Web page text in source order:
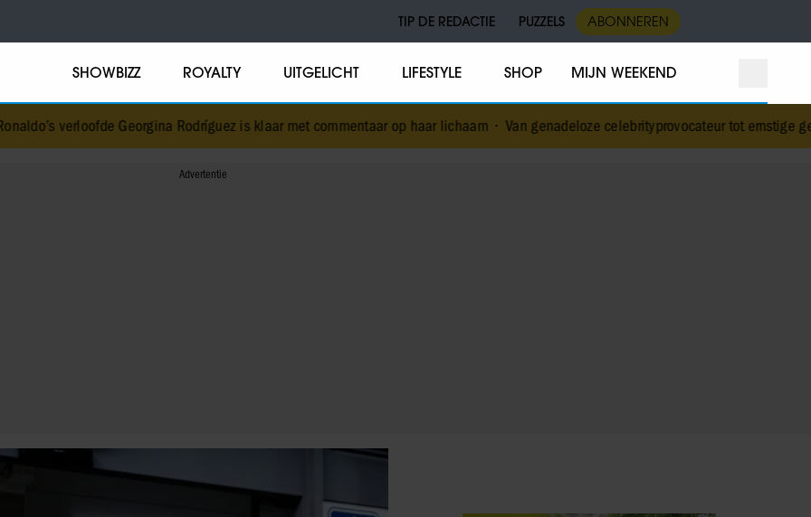
TIP DE REDACTIE PUZZELS ABONNEREN
SHOWBIZZ ROYALTY UITGELICHT LIFESTYLE SHOP MIJN WEEKEND
Georgina Rodríguez is klaar met commentaar op haar lichaam•Van genadeloze celebrityprovocateur tot ernstige gezondheidscrisis: